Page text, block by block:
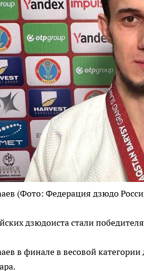
(Фото: Федерация дзюдо
дзюдоиста стали
в финале в весовой категории